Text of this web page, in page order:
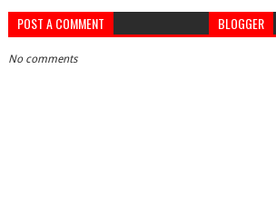
POST A COMMENT BLOGGER
No comments